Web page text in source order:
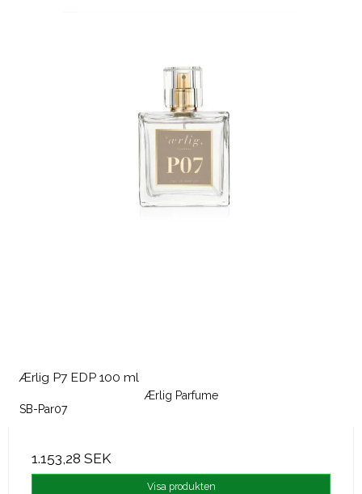
Ærlig P7 EDP 100 ml
Ærlig Parfume
SB-Par07
1.153,28 SEK
Visa produkten